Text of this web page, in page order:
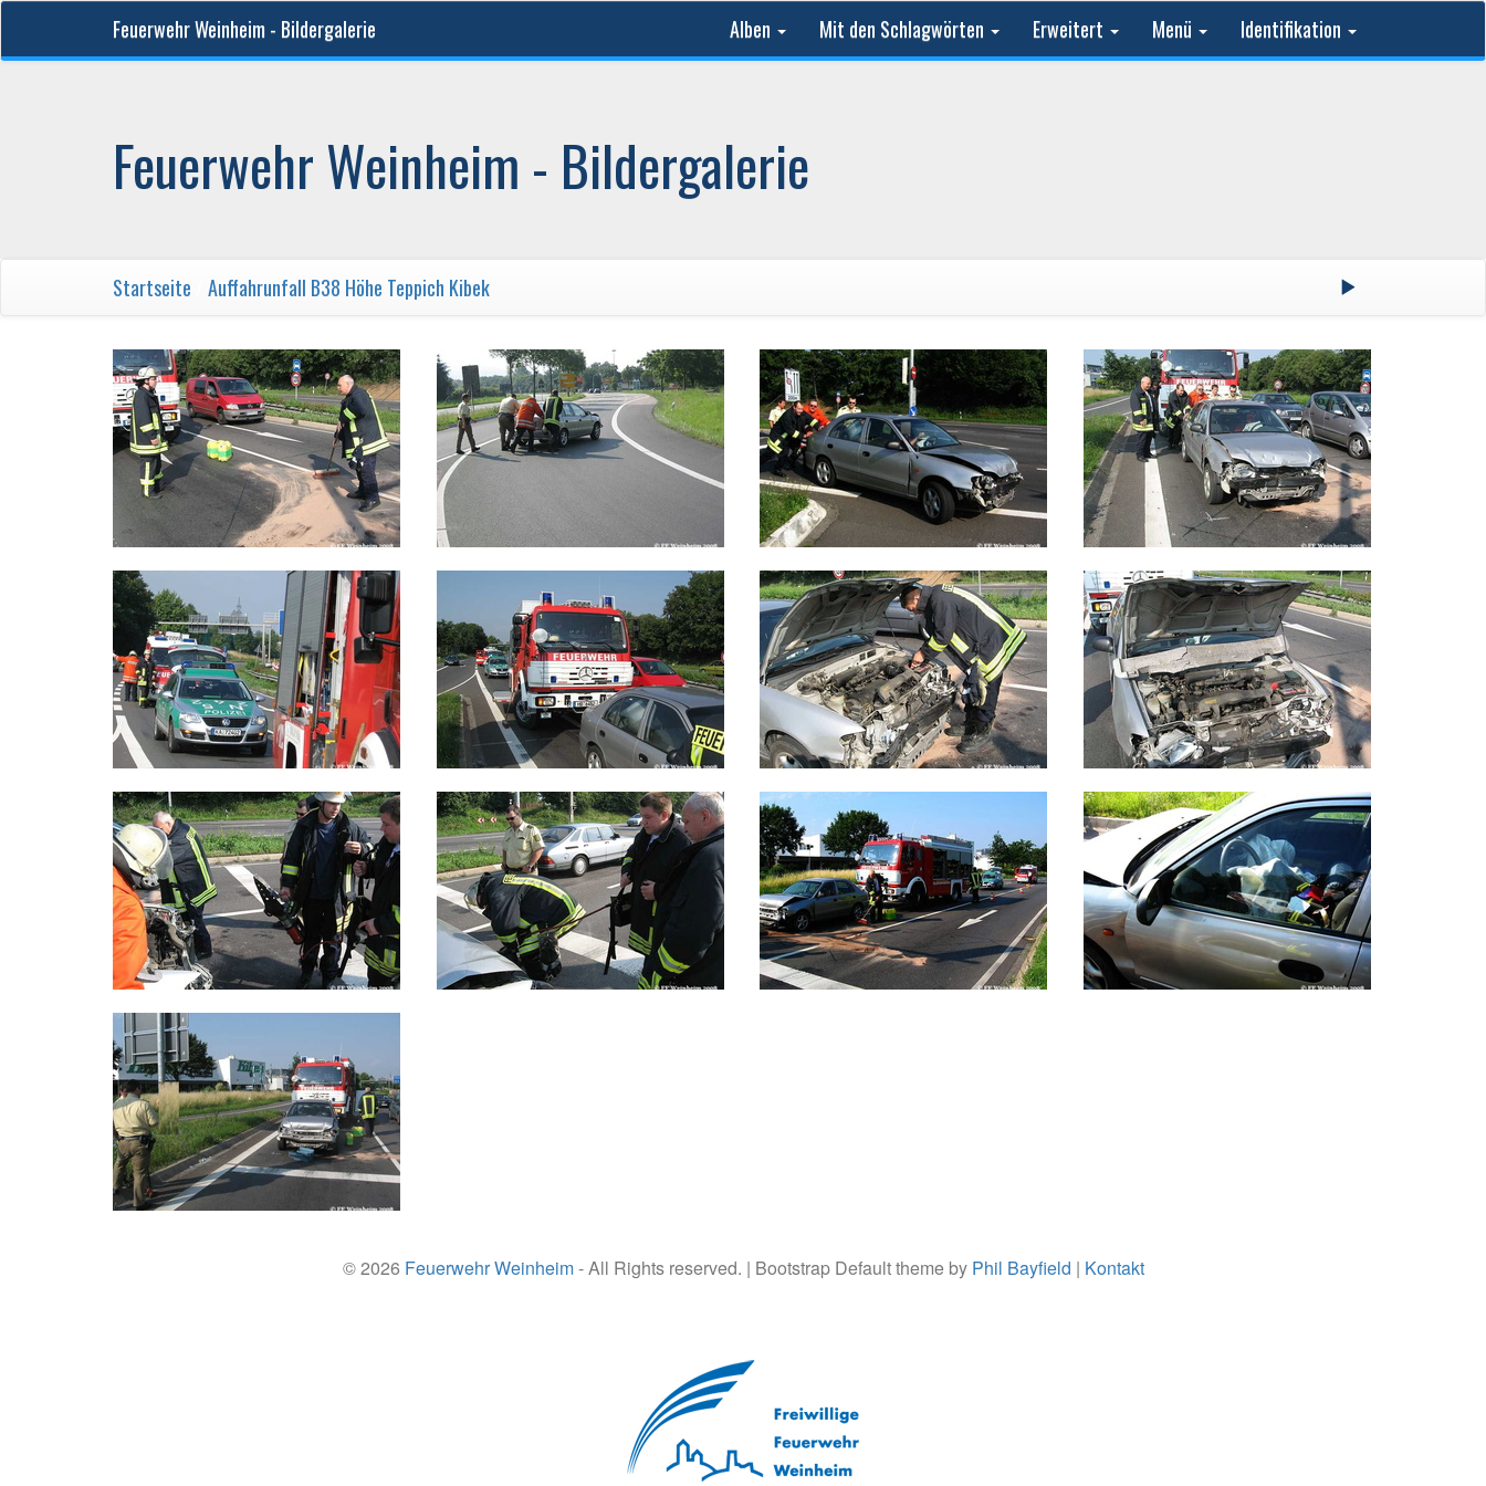
Feuerwehr Weinheim - Bildergalerie Alben Mit den Schlagwörten Erweitert Menü Identifikation
Feuerwehr Weinheim - Bildergalerie
Startseite Auffahrunfall B38 Höhe Teppich Kibek
© 2026 Feuerwehr Weinheim- All Rights reserved. | Bootstrap Default theme by Phil Bayfield | Kontakt